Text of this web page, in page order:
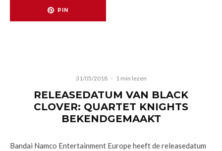
PIN
31/05/2018 · 1 min lezen
RELEASEDATUM VAN BLACK
CLOVER: QUARTET KNIGHTS
BEKENDGEMAAKT
Bandai Namco Entertainment Europe heeft de releasedatum